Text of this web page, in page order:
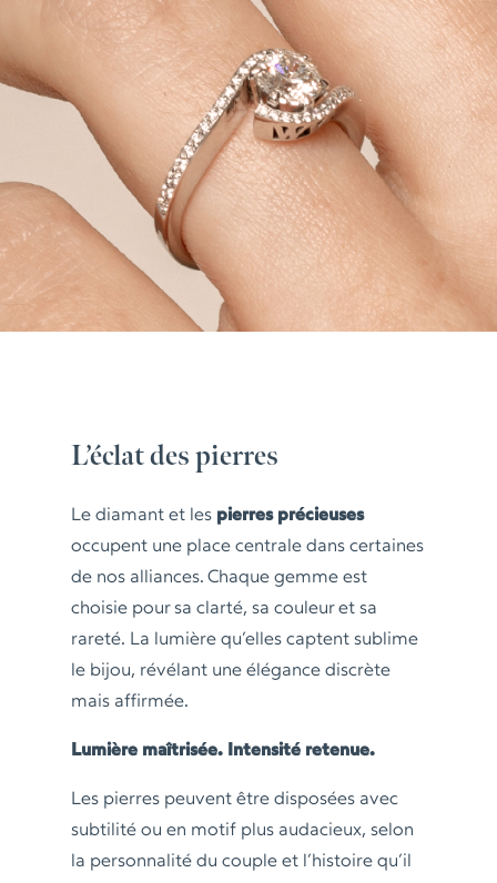
L’éclat des pierres
Le diamant et les pierres précieuses
occupent une place centrale dans certaines
de nos alliances. Chaque gemme est
choisie pour sa clarté, sa couleur et sa
rareté. La lumière qu’elles captent sublime
le bijou, révélant une élégance discrète
mais affirmée.
Lumière maîtrisée. Intensité retenue.
Les pierres peuvent être disposées avec
subtilité ou en motif plus audacieux, selon
la personnalité du couple et l’histoire qu’il